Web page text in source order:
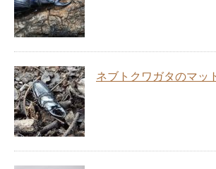
ネブトクワガタのマッ